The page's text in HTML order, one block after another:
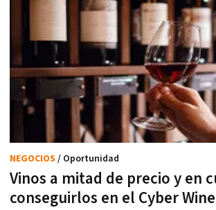
Vinos a mitad de precio y en
conseguirlos en el Cyber Wine
NEGOCIOS / Oportunidad